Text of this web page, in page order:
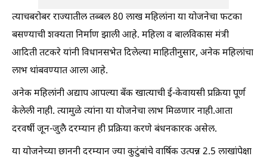
त्याचबरोबर राज्यातील तब्बल 80 लाख महिलांना या योजनेचा फटका
बसण्याची शक्यता निर्माण झाली आहे. महिला व बालविकास मंत्री
आदिती तटकरे यांनी विधानसभेत दिलेल्या माहितीनुसार, अनेक महिलांचा
लाभ थांबवण्यात आला आहे.
अनेक महिलांनी अद्याप आपल्या बँक खात्याची ई-केवायसी प्रक्रिया पूर्ण
केलेली नाही. त्यामुळे त्यांना या योजनेचा लाभ मिळणार नाही.आता
दरवर्षी जून-जुलै दरम्यान ही प्रक्रिया करणे बंधनकारक असेल.
या योजनेच्या छाननी दरम्यान ज्या कुटुंबांचे वार्षिक उत्पन्न 2.5 लाखांपेक्षा